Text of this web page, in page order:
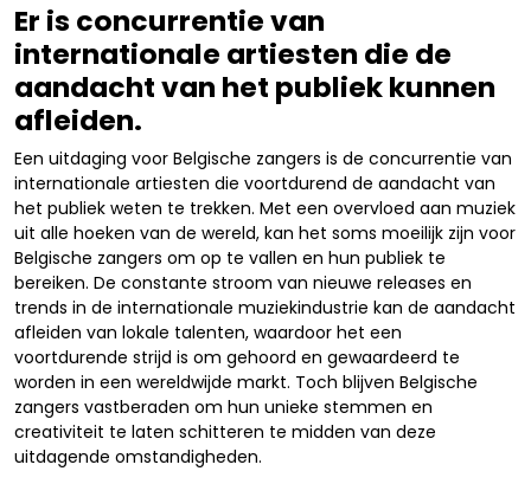
Er is concurrentie van
internationale artiesten die de
aandacht van het publiek kunnen
afleiden.
Een uitdaging voor Belgische zangers is de concurrentie van
internationale artiesten die voortdurend de aandacht van
het publiek weten te trekken. Met een overvloed aan muziek
uit alle hoeken van de wereld, kan het soms moeilijk zijn voor
Belgische zangers om op te vallen en hun publiek te
bereiken. De constante stroom van nieuwe releases en
trends in de internationale muziekindustrie kan de aandacht
afleiden van lokale talenten, waardoor het een
voortdurende strijd is om gehoord en gewaardeerd te
worden in een wereldwijde markt. Toch blijven Belgische
zangers vastberaden om hun unieke stemmen en
creativiteit te laten schitteren te midden van deze
uitdagende omstandigheden.